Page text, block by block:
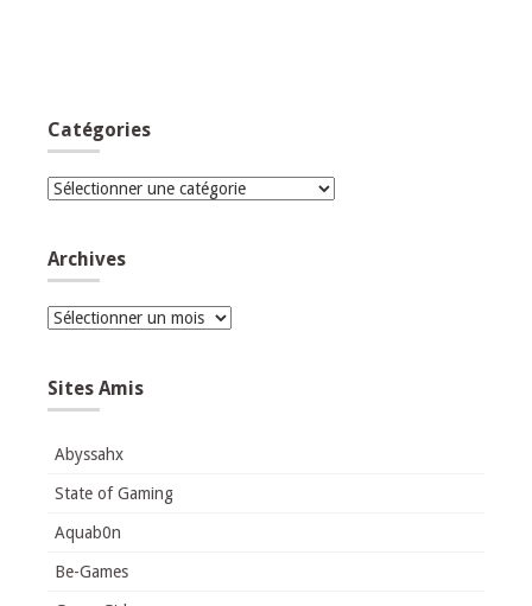
Catégories
Catégories
Archives
Archives
Sites Amis
Abyssahx
State of Gaming
Aquab0n
Be-Games